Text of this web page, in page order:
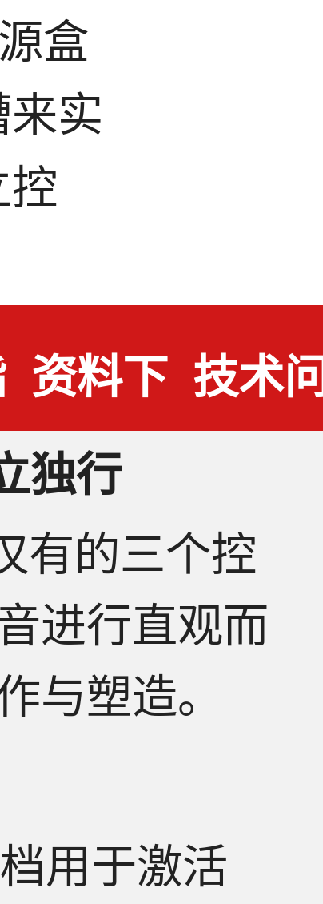
盒
实
控
资料下
载
技术问
独行
有的三个控
进行直观而
与塑造。
用于激活